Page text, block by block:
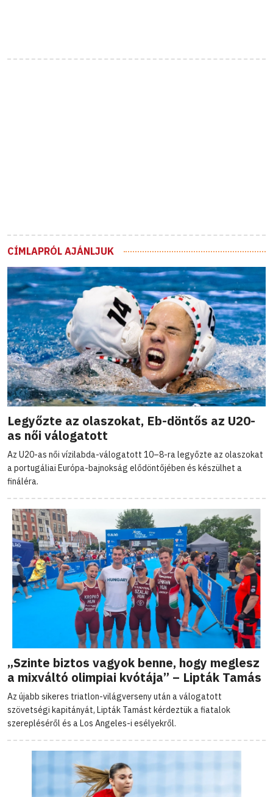
CÍMLAPRÓL AJÁNLJUK
Legyőzte az olaszokat, Eb-döntős az U20-
as női válogatott
Az U20-as női vízilabda-válogatott 10–8-ra legyőzte az olaszokat
a portugáliai Európa-bajnokság elődöntőjében és készülhet a
fináléra.
„Szinte biztos vagyok benne, hogy meglesz
a mixváltó olimpiai kvótája” – Lipták Tamás
Az újabb sikeres triatlon-világverseny után a válogatott
szövetségi kapitányát, Lipták Tamást kérdeztük a fiatalok
szerepléséről és a Los Angeles-i esélyekről.